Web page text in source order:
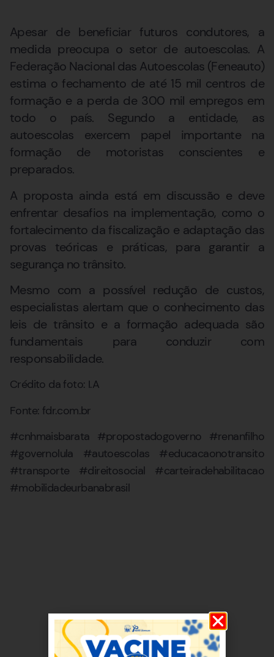
Apesar de beneficiar futuros condutores, a
medida preocupa o setor de autoescolas. A
Federação Nacional das Autoescolas (Feneauto)
estima o fechamento de até 15 mil centros de
formação e a perda de 300 mil empregos em
todo o país. Segundo a entidade, as
autoescolas exercem papel importante na
formação de motoristas conscientes e
preparados.
A proposta ainda está em discussão e deve
enfrentar desafios na implementação, como o
fortalecimento da fiscalização e adaptação das
provas teóricas e práticas, para garantir a
segurança no trânsito.
Mesmo com a possível redução de custos,
especialistas alertam que o conhecimento das
leis de trânsito e a formação adequada são
fundamentais para conduzir com
responsabilidade.
Crédito da foto: I.A
Fonte: fdr.com.br
#cnhmaisbarata #propostadogoverno #renanfilho
#governolula #autoescolas #educacaonotransito
#transporte #direitosocial #carteiradehabilitacao
#mobilidadeurbanabrasil